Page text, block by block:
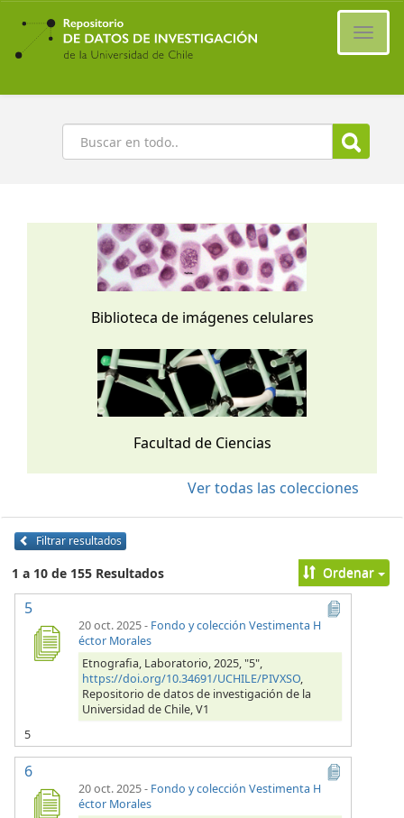
Ir
contenido
principal
Buscar
Biblioteca de imágenes celulares
Facultad de Ciencias
Ver todas las colecciones
Filtrar resultados
1 a 10 de 155 Resultados Ordenar
5
20 oct. 2025- Fondo y colección Vestimenta H
éctor Morales
Etnografia, Laboratorio, 2025, "5",
https://doi.org/10.34691/UCHILE/PIVXSO,
Repositorio de datos de investigación de la
Universidad de Chile, V1
5
6
20 oct. 2025- Fondo y colección Vestimenta H
éctor Morales